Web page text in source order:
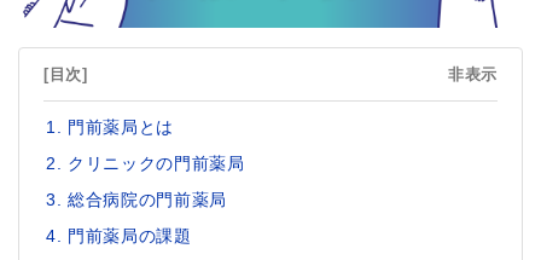
[目次] 非表示
門前薬局とは
クリニックの門前薬局
総合病院の門前薬局
門前薬局の課題